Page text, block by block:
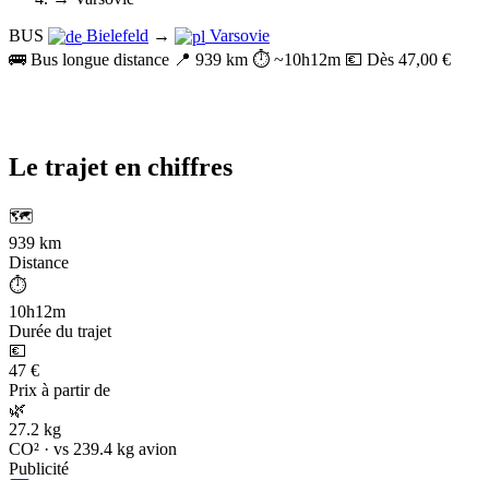
BUS
Bielefeld →
Varsovie
🚌 Bus longue distance 📍 939 km ⏱️ ~10h12m 💶 Dès 47,00 €
Le trajet en chiffres
🗺️
939 km
Distance
⏱️
10h12m
Durée du trajet
💶
47 €
Prix à partir de
🌿
27.2 kg
CO² · vs 239.4 kg avion
Publicité